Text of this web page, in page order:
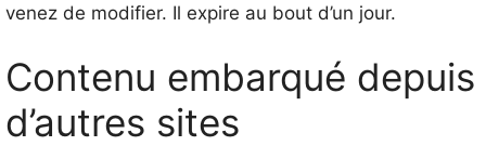
venez de modifier. Il expire au bout d’un jour.
Contenu embarqué depuis
d’autres sites